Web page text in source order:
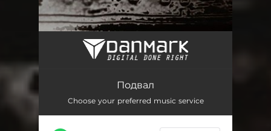
,jktpym
Зря вы это всё 06:11
Подвал
Choose your preferred music service